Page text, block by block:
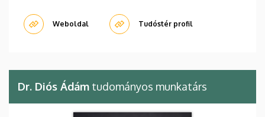
Weboldal Tudóstér profil
Dr. Diós Ádám tudományos munkatárs